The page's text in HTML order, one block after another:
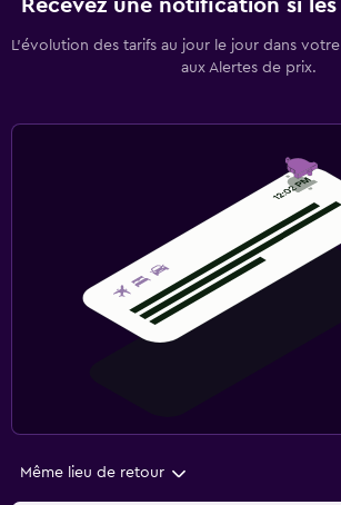
Recevez une notification si
L’évolution des tarifs au jour le jour dans
aux Alertes de prix.
Même lieu de retour